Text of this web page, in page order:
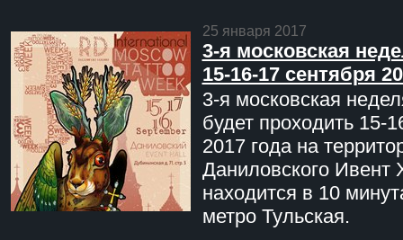
25 января 2017
3-я московская
15-16-17 сентября
3-я московская
будет проходить 15-
2017 года на
Даниловского Ивент
находится в 10
метро Тульская.